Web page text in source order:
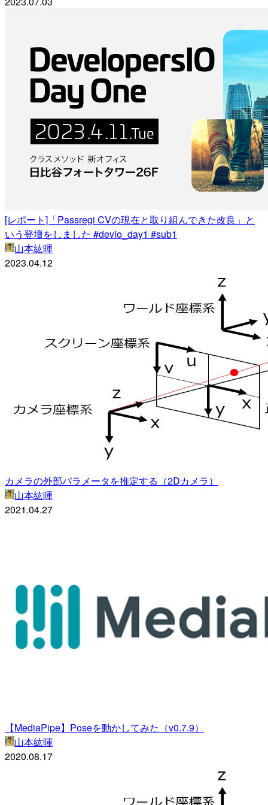
[レポート]「Passregi CVの現在と取り組んできた改良」と
いう登壇をしました #devio_day1 #sub1
山本紘暉
2023.04.12
カメラの外部パラメータを推定する（2Dカメラ）
山本紘暉
2021.04.27
【MediaPipe】Poseを動かしてみた（v0.7.9）
山本紘暉
2020.08.17